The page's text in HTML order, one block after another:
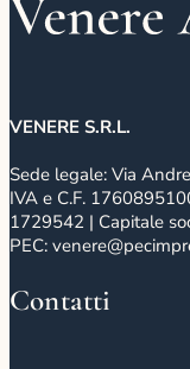
VENERE S.R.L.
Sede legale: Via
IVA e C.F.
1729542 | Capitale
PEC:
Contatti